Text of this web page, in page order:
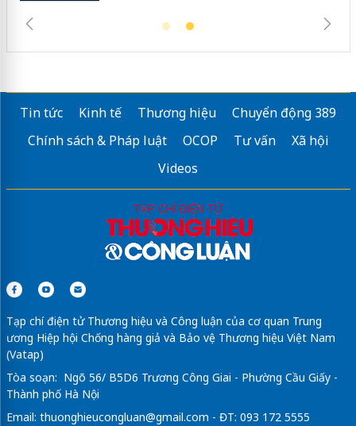
Tin tức Kinh tế Thương hiệu
Chuyển động 389
Chính sách & Pháp luật
OCOP Tư vấn
Xã hội
Videos
Tạp chí điện tử Thương hiệu và Công luận của cơ quan Trung
ương Hiệp hội Chống hàng giả và Bảo vệ Thương hiệu Việt Nam
(Vatap)
Tòa soạn: Ngõ 56/ B5D6 Trương Công Giai - Phường Cầu Giấy -
Thành phố Hà Nội
Email: thuonghieucongluan@gmail.com - ĐT: 093 172 5555